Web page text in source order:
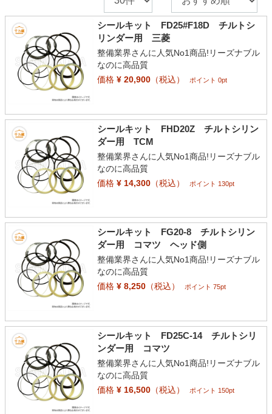
シールキット FD25#F18D チルトシ
リンダー用 三菱
整備業界さんに人気No1商品!リーズナブル
なのに高品質
価格¥ 20,900（税込） ポイント 0pt
シールキット FHD20Z チルトシリン
ダー用 TCM
整備業界さんに人気No1商品!リーズナブル
なのに高品質
価格¥ 14,300（税込） ポイント 130pt
シールキット FG20-8 チルトシリン
ダー用 コマツ ヘッド側
整備業界さんに人気No1商品!リーズナブル
なのに高品質
価格¥ 8,250（税込） ポイント 75pt
シールキット FD25C-14 チルトシリ
ンダー用 コマツ
整備業界さんに人気No1商品!リーズナブル
なのに高品質
価格¥ 16,500（税込） ポイント 150pt